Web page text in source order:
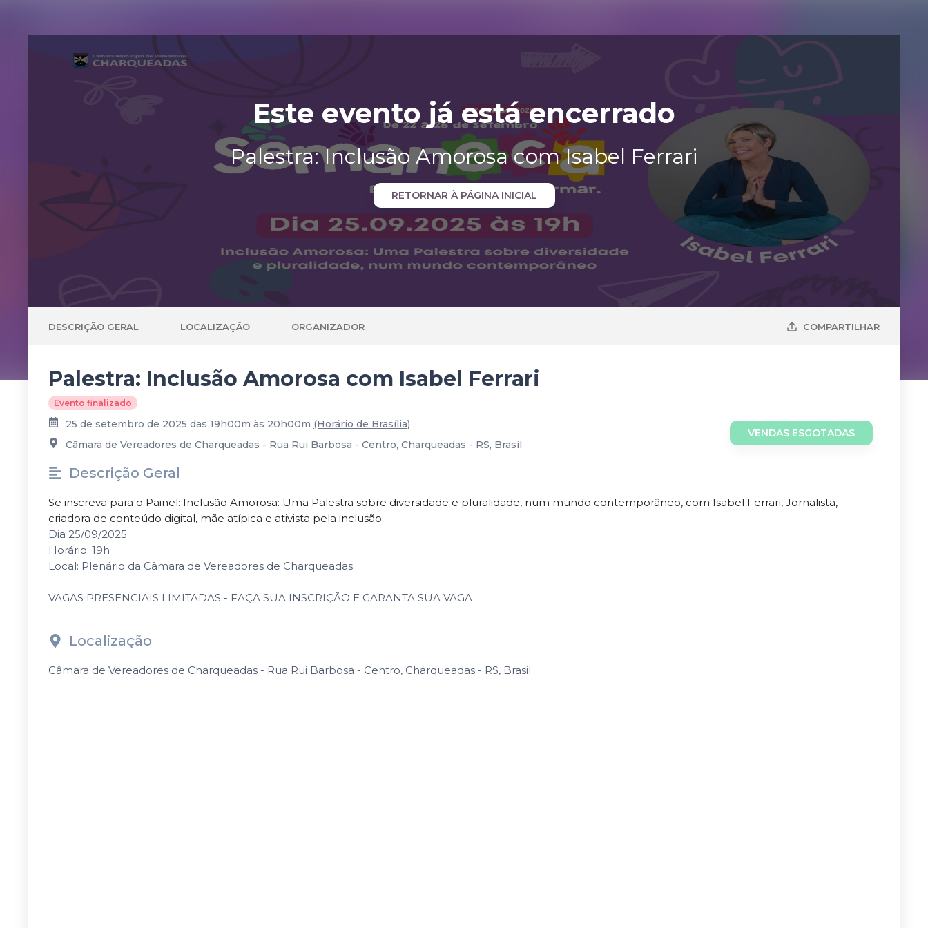
Este evento já está encerrado
Palestra: Inclusão Amorosa com Isabel Ferrari
RETORNAR À PÁGINA INICIAL
DESCRIÇÃO GERAL LOCALIZAÇÃO ORGANIZADOR COMPARTILHAR
Palestra: Inclusão Amorosa com Isabel Ferrari
Evento finalizado
25 de setembro de 2025 das 19h00m às 20h00m (Horário de Brasília)
Câmara de Vereadores de Charqueadas - Rua Rui Barbosa - Centro, Charqueadas - RS, Brasil
VENDAS ESGOTADAS
Descrição Geral
Se inscreva para o Painel: Inclusão Amorosa: Uma Palestra sobre diversidade e pluralidade, num mundo contemporâneo, com Isabel Ferrari, Jornalista,
criadora de conteúdo digital, mãe atípica e ativista pela inclusão.
Dia 25/09/2025
Horário: 19h
Local: Plenário da Câmara de Vereadores de Charqueadas
VAGAS PRESENCIAIS LIMITADAS - FAÇA SUA INSCRIÇÃO E GARANTA SUA VAGA
Localização
Câmara de Vereadores de Charqueadas - Rua Rui Barbosa - Centro, Charqueadas - RS, Brasil